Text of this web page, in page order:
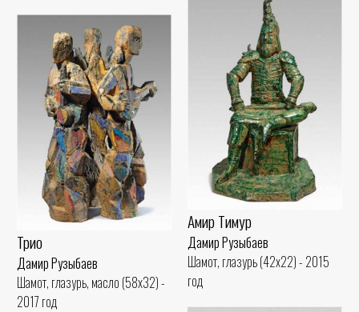
Амир Тимур
Дамир Рузыбаев
Шамот, глазурь (42x22) - 2015
год
Трио
Дамир Рузыбаев
Шамот, глазурь, масло (58x32) -
2017 год